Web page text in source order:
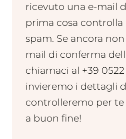
ricevuto una e-mail
prima cosa controlla
spam. Se ancora
mail di conferma
chiamaci al +39
invieremo i dettagli
controlleremo per te
a buon fine!